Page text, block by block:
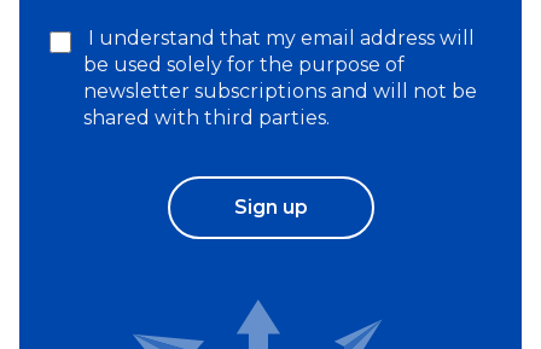
I understand that my email address will
be used solely for the purpose of
newsletter subscriptions and will not be
shared with third parties.